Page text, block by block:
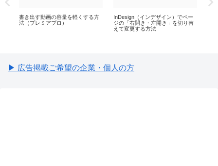
書き出す動画の容量を軽くする方
法（プレミアプロ）
InDesign（インデザイン）でペー
ジの「右開き・左開き」を切り替
えて変更する方法
▶ 広告掲載ご希望の企業・個人の方